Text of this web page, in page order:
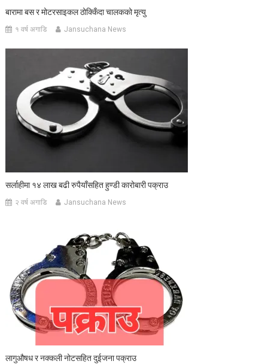
बारामा बस र मोटरसाइकल ठोक्किँदा चालकको मृत्यु
१ वर्ष अगाडि Jansuchana News
सर्लाहीमा १४ लाख बढी रुपैयाँसहित हुण्डी कारोबारी पक्राउ
२ वर्ष अगाडि Jansuchana News
लागुऔषध र नक्कली नोटसहित दुईजना पक्राउ